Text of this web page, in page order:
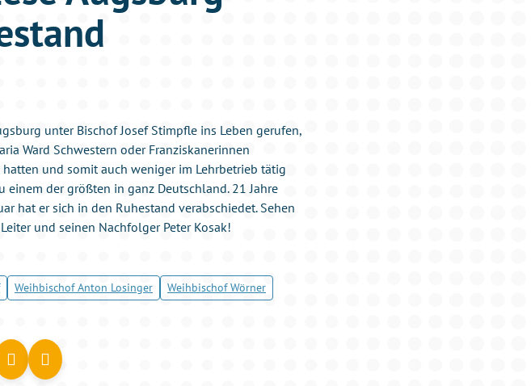
unter Bischof Josef Stimpfle ins Leben gerufen,
Ward Schwestern oder Franziskanerinnen
und somit auch weniger im Lehrbetrieb tätig
der größten in ganz Deutschland. 21 Jahre
hat er sich in den Ruhestand verabschiedet. Sehen
und seinen Nachfolger Peter Kosak!
Weihbischof Anton Losinger Weihbischof Wörner